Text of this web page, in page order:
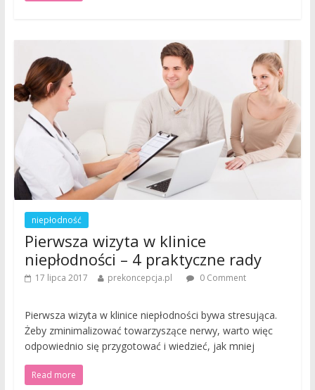
niepłodność
Pierwsza wizyta w klinice
niepłodności – 4 praktyczne rady
17 lipca 2017 prekoncepcja.pl 0 Comment
Pierwsza wizyta w klinice niepłodności bywa stresująca.
Żeby zminimalizować towarzyszące nerwy, warto więc
odpowiednio się przygotować i wiedzieć, jak mniej
Read more